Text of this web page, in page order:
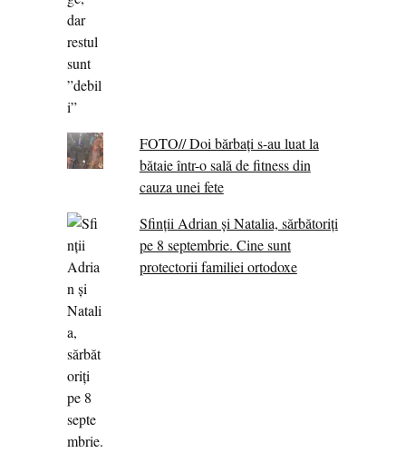
FOTO// Doi bărbați s-au luat la
bătaie într-o sală de fitness din
cauza unei fete
Sfinții Adrian și Natalia, sărbătoriți
pe 8 septembrie. Cine sunt
protectorii familiei ortodoxe